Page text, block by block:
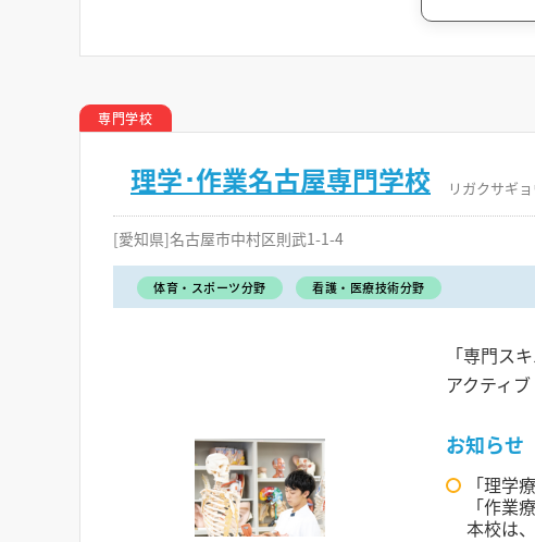
専門学校
理学･作業名古屋専門学校 リガクサギ
[愛知県]名古屋市中村区則武1-1-4
体育・スポーツ分野 看護・医療技術分野
「専門ス
アクティ
お知らせ
「理学
「作業
本校は